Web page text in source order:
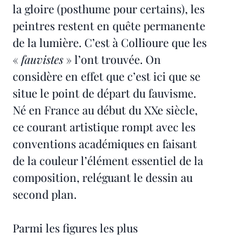
la gloire (posthume pour certains), les
peintres restent en quête permanente
de la lumière. C’est à Collioure que les
« fauvistes » l’ont trouvée. On
considère en effet que c’est ici que se
situe le point de départ du fauvisme.
Né en France au début du XXe siècle,
ce courant artistique rompt avec les
conventions académiques en faisant
de la couleur l’élément essentiel de la
composition, reléguant le dessin au
second plan.
Parmi les figures les plus